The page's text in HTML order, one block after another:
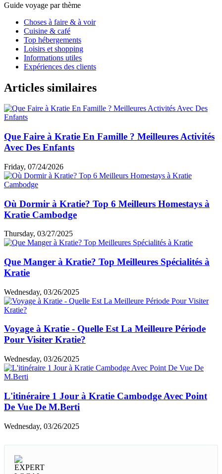
Guide voyage par thème
Choses à faire & à voir
Cuisine & café
Top hébergements
Loisirs et shopping
Informations utiles
Expériences des clients
Articles similaires
Que Faire à Kratie En Famille ? Meilleures Activités
Avec Des Enfants
Friday, 07/24/2026
Où Dormir à Kratie? Top 6 Meilleurs Homestays à
Kratie Cambodge
Thursday, 03/27/2025
Que Manger à Kratie? Top Meilleures Spécialités à
Kratie
Wednesday, 03/26/2025
Voyage à Kratie - Quelle Est La Meilleure Période
Pour Visiter Kratie?
Wednesday, 03/26/2025
L'itinéraire 1 Jour à Kratie Cambodge Avec Point
De Vue De M.Berti
Wednesday, 03/26/2025